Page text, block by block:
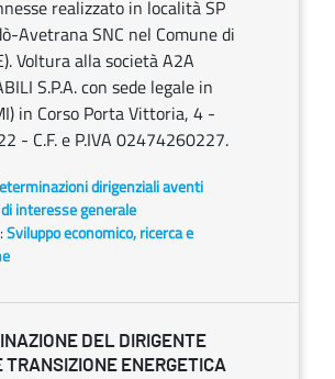
realizzato in località SP
Avetrana SNC nel Comune di
Voltura alla società A2A
S.P.A. con sede legale in
in Corso Porta Vittoria, 4 -
- C.F. e P.IVA 02474260227.
dirigenziali aventi
interesse generale
Sviluppo economico, ricerca e
DEL DIRIGENTE
TRANSIZIONE ENERGETICA